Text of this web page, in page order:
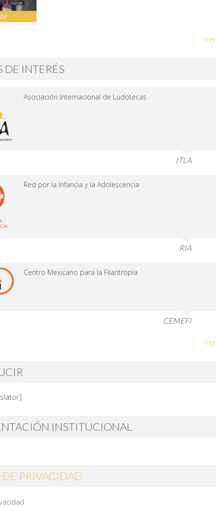
Ver
DE INTERÉS
Asociación Internacional de Ludotecas
ITLA
Red por la Infancia y la Adolescencia
RIA
Centro Mexicano para la Filantropía
CEMEFI
Ver
INSTITUCIONAL
DE PRIVACIDAD